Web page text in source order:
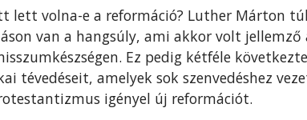
lett volna-e a reformáció? Luther Márton
van a hangsúly, ami akkor volt
Ez pedig kétféle
tévedéseit, amelyek sok szenvedéshez
igényel új reformációt.